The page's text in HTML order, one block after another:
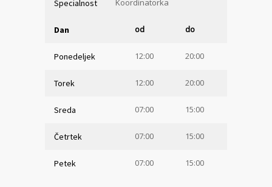
Specialnost Koordinatorka
Dan od do
Ponedeljek 12:00 20:00
Torek 12:00 20:00
Sreda 07:00 15:00
Četrtek 07:00 15:00
Petek 07:00 15:00